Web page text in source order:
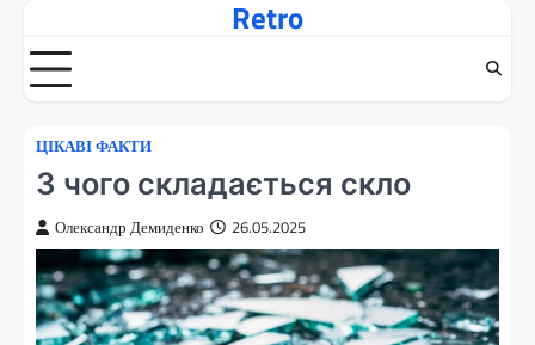
вмісту
Retro
ЦІКАВІ ФАКТИ
З чого складається скло
Олександр Демиденко 26.05.2025